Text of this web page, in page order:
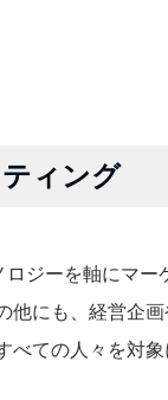
ィング
ジーを軸にマー
他にも、経営企
ての人々を対象